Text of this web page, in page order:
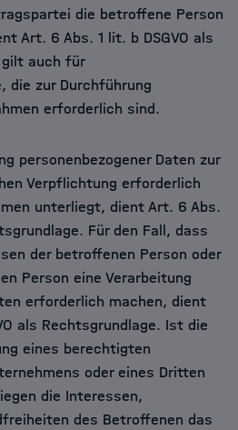
die betroffene Person
Art. 6 Abs. 1 lit. b DSGVO als
gilt auch für
die zur Durchführung
erforderlich sind.
personenbezogener Daten zur
Verpflichtung erforderlich
unterliegt, dient Art. 6 Abs.
Für den Fall, dass
der betroffenen Person oder
Person eine Verarbeitung
erforderlich machen, dient
als Rechtsgrundlage. Ist die
eines berechtigten
oder eines Dritten
die Interessen,
des Betroffenen das